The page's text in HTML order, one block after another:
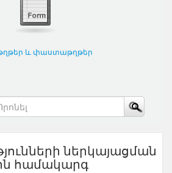
և փաստաթղթեր
ներկայացման
համակարգ